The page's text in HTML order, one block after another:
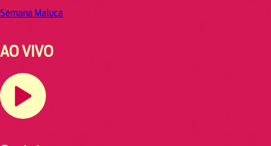
Semana Maluca
AO VIVO